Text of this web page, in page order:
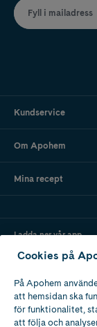
Fyll i mailadress
Kundservice
Om Apohem
Mina recept
Ladda ner vår app
Apotek med
Cookies på
På Apohem
att hemsidan ska
för funktionalitet,
att följa och